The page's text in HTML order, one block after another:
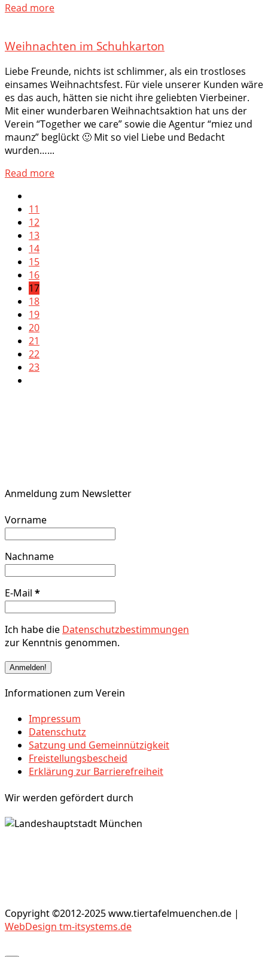
Read more
Weihnachten im Schuhkarton
Liebe Freunde, nichts ist schlimmer, als ein trostloses
einsames Weihnachtsfest. Für viele unserer Kunden wäre
es das auch, hätten sie nicht ihre geliebten Vierbeiner.
Mit einer wunderbaren Weihnachtsaktion hat uns der
Verein “Together we care” sowie die Agentur “miez und
maunz” beglückt 🙂 Mit so viel Liebe und Bedacht
wurden…...
Read more
11
12
13
14
15
16
17
18
19
20
21
22
23
Anmeldung zum Newsletter
Vorname
Nachname
E-Mail *
Ich habe die Datenschutzbestimmungen
zur Kenntnis genommen.
Informationen zum Verein
Impressum
Datenschutz
Satzung und Gemeinnützigkeit
Freistellungsbescheid
Erklärung zur Barrierefreiheit
Wir werden gefördert durch
Copyright ©2012-2025 www.tiertafelmuenchen.de |
WebDesign tm-itsystems.de